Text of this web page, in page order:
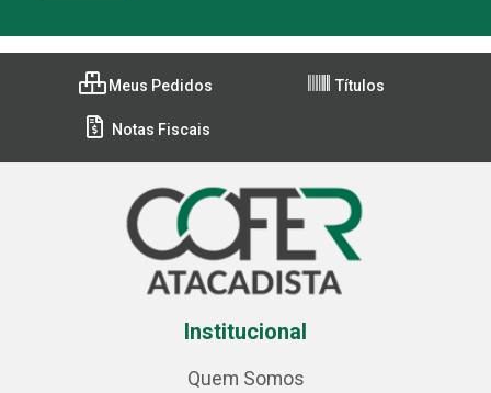
Meus Pedidos Títulos
Notas Fiscais
Institucional
Quem Somos